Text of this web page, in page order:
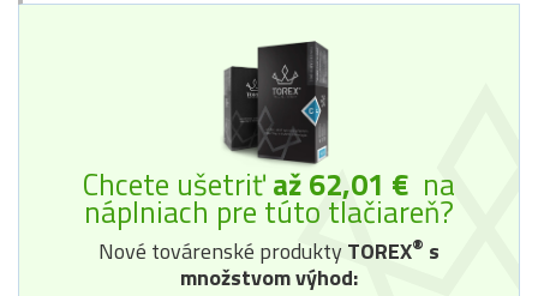
Chcete ušetriťaž 62,01 € na
náplniach pre túto tlačiareň?
Nové továrenské produktyTOREX® s
množstvom výhod: